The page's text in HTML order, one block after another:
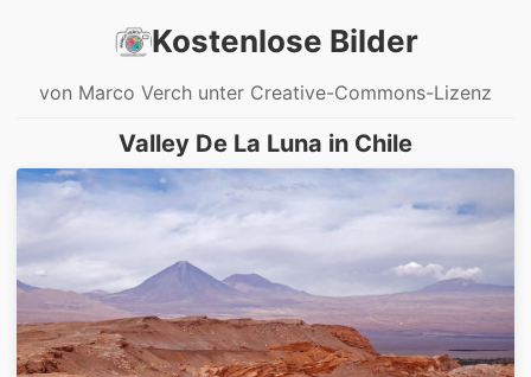
Kostenlose Bilder
von Marco Verch unter Creative-Commons-Lizenz
Valley De La Luna in Chile